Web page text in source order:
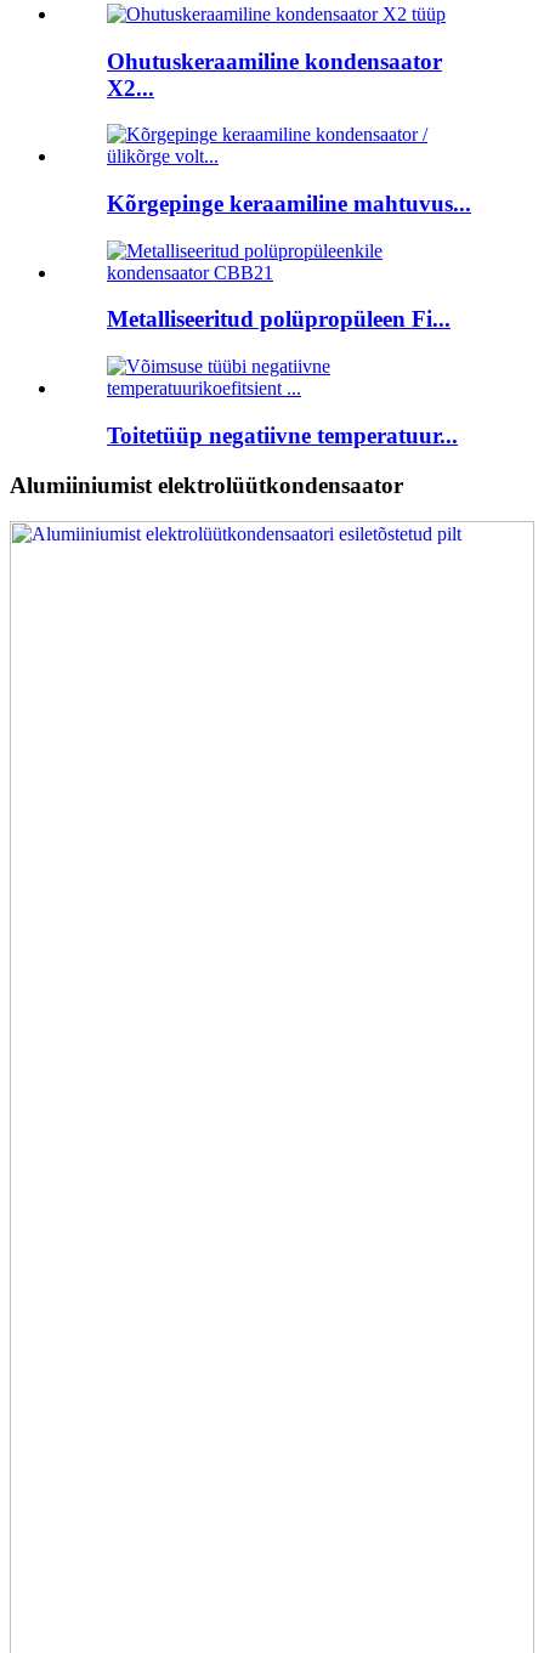
Ohutuskeraamiline kondensaator
X2...
Kõrgepinge keraamiline mahtuvus...
Metalliseeritud polüpropüleen Fi...
Toitetüüp negatiivne temperatuur...
Alumiiniumist elektrolüütkondensaator